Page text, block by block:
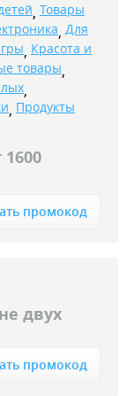
, Товары
, Для
, Красота и
товары,
,
, Продукты
промокод
двух
промокод